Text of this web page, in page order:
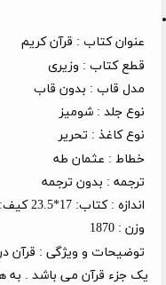
عنوان کتاب : قرآن کریم
قطع کتاب : وزیری
مدل قاب : بدون قاب
نوع جلد : شومیز
نوع کاغذ : تحریر
خطاط : عثمان طه
ترجمه : بدون ترجمه
اندازه :کتاب: 17*23.5 کیف: 27*19
وزن : 1870
توضیحات و ویژگی :
یک جزء قرآن می باشد .